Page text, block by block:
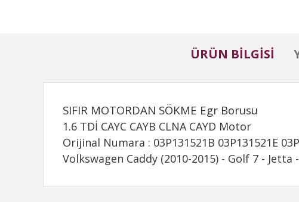
ÜRÜN BILGISI
SIFIR MOTORDAN SÖKME Egr Borusu
1.6 TDİ CAYC CAYB CLNA CAYD Motor
Orijinal Numara : 03P131521B 03P131521E
Volkswagen Caddy (2010-2015) - Golf 7 -